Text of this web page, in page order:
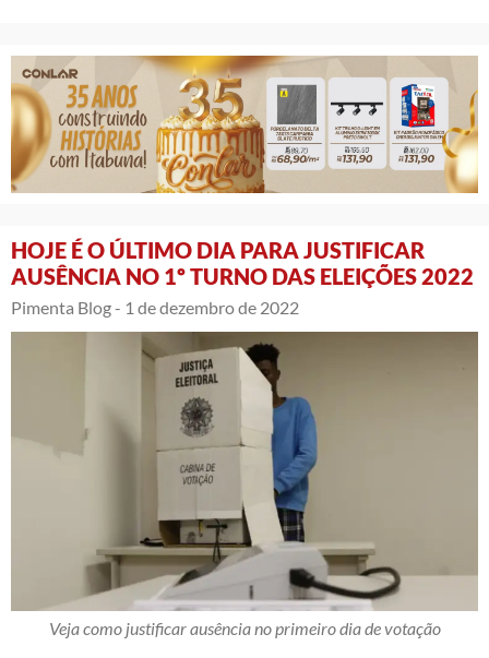
HOJE É O ÚLTIMO DIA PARA JUSTIFICAR
AUSÊNCIA NO 1º TURNO DAS ELEIÇÕES 2022
Pimenta Blog - 1 de dezembro de 2022
Veja como justificar ausência no primeiro dia de votação